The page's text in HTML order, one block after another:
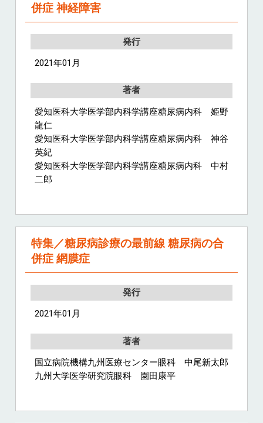
併症 神経障害
発行
2021年01月
著者
愛知医科大学医学部内科学講座糖尿病内科 姫野
龍仁
愛知医科大学医学部内科学講座糖尿病内科 神谷
英紀
愛知医科大学医学部内科学講座糖尿病内科 中村
二郎
特集／糖尿病診療の最前線 糖尿病の合
併症 網膜症
発行
2021年01月
著者
国立病院機構九州医療センター眼科 中尾新太郎
九州大学医学研究院眼科 園田康平